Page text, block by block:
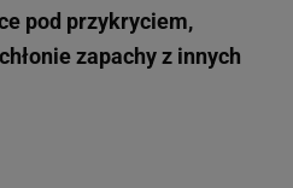
pod przykryciem,
zapachy z innych